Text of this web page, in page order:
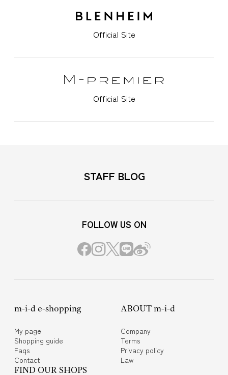
Official Site
Official Site
STAFF BLOG
FOLLOW US ON
m-i-d e-shopping
My page
Shopping guide
Faqs
Contact
ABOUT m-i-d
Company
Terms
Privacy policy
Law
FIND OUR SHOPS